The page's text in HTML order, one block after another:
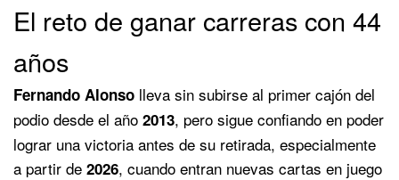
El reto de ganar carreras con 44
años
Fernando Alonso lleva sin subirse al primer cajón del
podio desde el año 2013, pero sigue confiando en poder
lograr una victoria antes de su retirada, especialmente
a partir de 2026, cuando entran nuevas cartas en juego